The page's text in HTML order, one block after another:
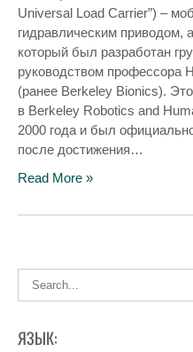
Universal Load Carrier”) –
гидравлическим приводом,
который был разработан
руководством профессора
(ранее Berkeley Bionics).
в Berkeley Robotics and
2000 года и был
после достижения…
Read More »
ЯЗЫК: